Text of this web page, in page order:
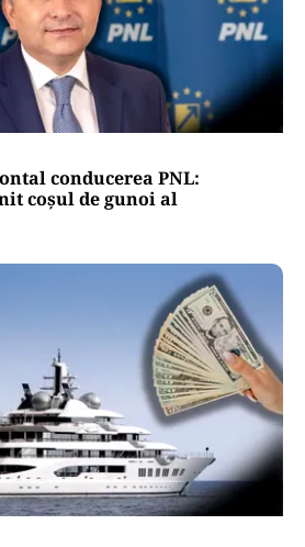
conducerea PNL:
coșul de gunoi al